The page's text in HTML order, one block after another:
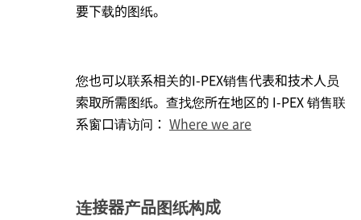
要下载的图纸。
您也可以联系相关的I-PEX销售代表和技术人员
索取所需图纸。查找您所在地区的 I-PEX销售联
系窗口请访问： Where we are
连接器产品图纸构成